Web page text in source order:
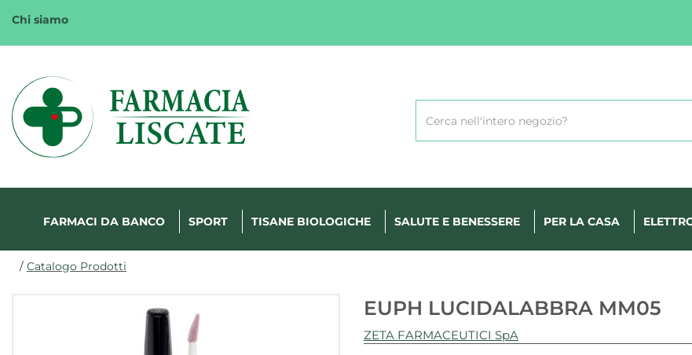
Chi siamo
Margherita
FarmaWeb
Prodotto
FARMACI DA BANCO SPORT TISANE BIOLOGICHE SALUTE E BENESSERE PER LA CASA
/ Catalogo Prodotti
EUPH LUCIDALABBRA MM05
ZETA FARMACEUTICI SpA